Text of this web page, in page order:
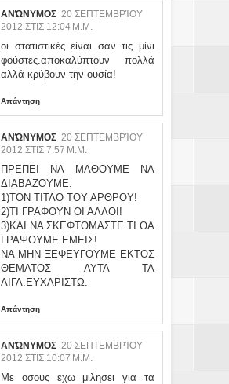
ΑΝΏΝΥΜΟΣ 20 ΣΕΠΤΕΜΒΡΊΟΥ
2012 ΣΤΙΣ 12:04 Μ.Μ.
οι στατιστικές είναι σαν τις μίνι
φούστες.αποκαλύπτουν πολλά
αλλά κρύβουν την ουσία!
Απάντηση
ΑΝΏΝΥΜΟΣ 20 ΣΕΠΤΕΜΒΡΊΟΥ
2012 ΣΤΙΣ 7:57 Μ.Μ.
ΠΡΕΠΕΙ ΝΑ ΜΑΘΟΥΜΕ ΝΑ
ΔΙΑΒΑΖΟΥΜΕ.
1)ΤΟΝ ΤΙΤΛΟ ΤΟΥ ΑΡΘΡΟΥ!
2)ΤΙ ΓΡΑΦΟΥΝ ΟΙ ΑΛΛΟΙ!
3)ΚΑΙ ΝΑ ΣΚΕΦΤΟΜΑΣΤΕ ΤΙ ΘΑ
ΓΡΑΨΟΥΜΕ ΕΜΕΙΣ!
ΝΑ ΜΗΝ ΞΕΦΕΥΓΟΥΜΕ ΕΚΤΟΣ
ΘΕΜΑΤΟΣ ΑΥΤΑ ΤΑ
ΛΙΓΑ.ΕΥΧΑΡΙΣΤΩ.
Απάντηση
ΑΝΏΝΥΜΟΣ 20 ΣΕΠΤΕΜΒΡΊΟΥ
2012 ΣΤΙΣ 10:07 Μ.Μ.
Με οσους εχω μιλησει για τα